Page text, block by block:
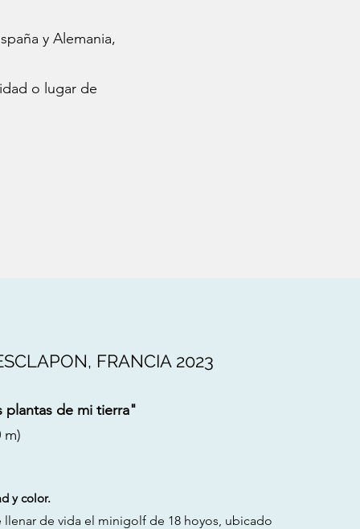
y Alemania,
o lugar de
FRANCIA 2023
plantas de mi tierra"
m)
y color.
llenar de vida el minigolf de 18 hoyos, ubicado